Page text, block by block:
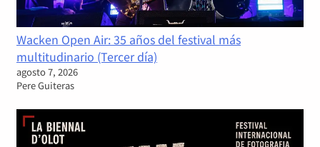
Wacken Open Air: 35 años del festival más
multitudinario (Tercer día)
agosto 7, 2026
Pere Guiteras